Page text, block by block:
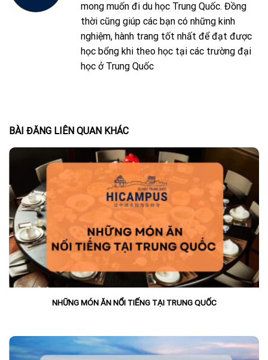
mong muốn đi du học Trung Quốc. Đồng
thời cũng giúp các bạn có những kinh
nghiệm, hành trang tốt nhất để đạt được
học bổng khi theo học tại các trường đại
học ở Trung Quốc
BÀI ĐĂNG LIÊN QUAN KHÁC
NHỮNG MÓN ĂN NỔI TIẾNG TẠI TRUNG QUỐC